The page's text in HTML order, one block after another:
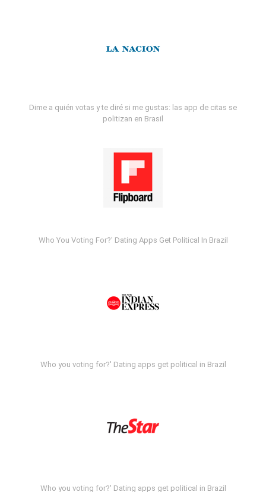
Dime a quién votas y te diré si me gustas: las app de citas se
politizan en Brasil
Who You Voting For?' Dating Apps Get Political In Brazil
Who you voting for?' Dating apps get political in Brazil
Who you voting for?' Dating apps get political in Brazil